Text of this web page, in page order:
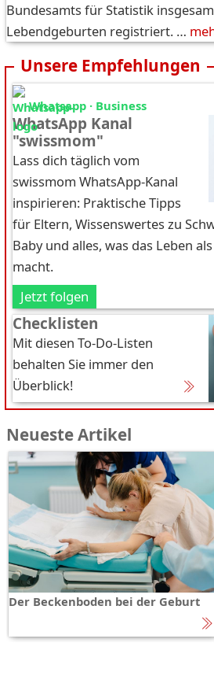
Bundesamts für Statistik
Lebendgeburten registriert. …
Unsere Empfehlungen
Whatsapp · Business
WhatsApp Kanal
"swissmom"
Lass dich täglich vom
swissmom WhatsApp-Kanal
inspirieren: Praktische Tipps
für Eltern, Wissenswertes zu
Baby und alles, was das Leben
macht.
Jetzt folgen
Checklisten
Mit diesen To-Do-Listen
behalten Sie immer den
Überblick!
Neueste Artikel
Der Beckenboden bei der Geburt